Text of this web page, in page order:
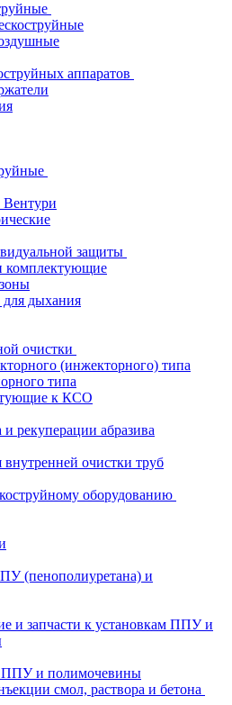
аппаратов
защиты
дыхания
очистки
(инжекторного) типа
типа
к КСО
рекуперации абразива
внутренней очистки труб
оборудованию
(пенополиуретана) и
и запчасти к установкам ППУ и
ППУ и полимочевины
смол, раствора и бетона